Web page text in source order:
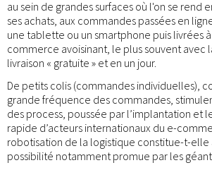
au sein de grandes surfaces où l'on se rend
ses achats, aux commandes passées en
une tablette ou un smartphone puis livrées
commerce avoisinant, le plus souvent avec
livraison « gratuite » et en un jour.
De petits colis (commandes individuelles),
grande fréquence des commandes,
des process, poussée par l’implantation et
rapide d’acteurs internationaux du e-
robotisation de la logistique constitue-t-elle
possibilité notamment promue par les